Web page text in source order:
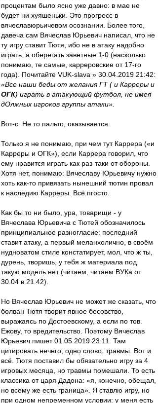
процентам было ясно уже давно: в мае не
будет ни хуяшеньки. Это прогресс в
вячеславюрьичевом осознании. Более того,
давеча сам Вячеслав Юрьевич написал, что не
ту игру ставит Тютя, ибо не в атаку надобно
играть, а оберегать заветные 1-0 (насколько
понимаю, те самые, карреровские от 17-го
года). Почитайте VUK-slava » 30.04.2019 21:42:
«Все наши беды от желания ГТ ( и Карреры и
ОГК) играть в атакующий футбол, не имея
дОлжных игроков группы атаки».
Вот-с. Не то пальто, оказывается.
Только я не понимаю, при чем тут Каррера («и
Карреры и ОГК»), если Каррера говорил, что
ему нравится играть как раз-таки от обороны.
Хотя нет, понимаю: Вячеславу Юрьевичу нужно
хоть как-то привязать нынешний тютин провал
к наследию Карреры. Всё пгосто.
Как бы то ни было, ура, товарищи - у
Вячеслава Юрьевича с Тютей обозначилось
принципиальное разногласие: последний
ставит атаку, а первый меланхолично, в своём
нудноватом стиле констатирует, мол, что ж ты,
дурень, творишь, у тебя ж материала под
такую модель нет (читаем, читаем ВУКа от
30.04 в 21.42).
Но Вячеслав Юрьевич не может же сказать, что
болван Тютя творит явное бесовство,
выражаясь по Достоевскому, а если по тов.
Ежову, то вредительство. Поэтому Вячеслав
Юрьевич пишет 01.05.2019 23:11. Там
цитировать нечего, одно слово: травмы. Вот и
всё. Тютя поставил бы обязательно игру за 4
игровых месяца, но травмы помешали. То есть
классика от царя Дадона: «я, конечно, обещал,
но всему же есть граница». Я ставлю игру, но
при одном непременном условии: у меня есть